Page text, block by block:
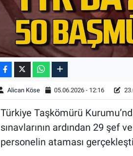
Alican Köse 05.06.2026 - 12:16
Türkiye Taşkömürü
sınavlarının ardından 29 şef
personelin ataması